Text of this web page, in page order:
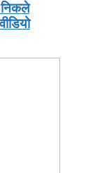
निकले